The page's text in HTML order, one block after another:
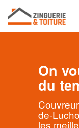
On
du
de-
les